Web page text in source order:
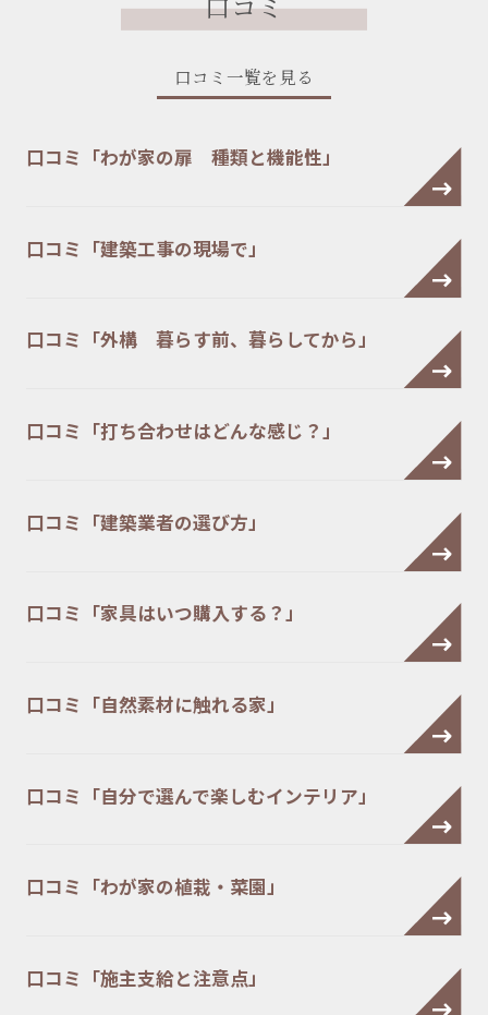
口コミ一覧を見る
口コミ「わが家の扉 種類と機能性」
口コミ「建築工事の現場で」
口コミ「外構 暮らす前、暮らしてから」
口コミ「打ち合わせはどんな感じ？」
口コミ「建築業者の選び方」
口コミ「家具はいつ購入する？」
口コミ「自然素材に触れる家」
口コミ「自分で選んで楽しむインテリア」
口コミ「わが家の植栽・菜園」
口コミ「施主支給と注意点」